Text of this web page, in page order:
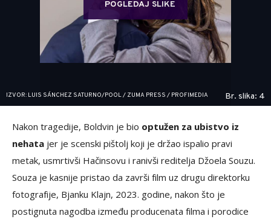
POGLEDAJ SLIKE
IZVOR: LUIS SÁNCHEZ SATURNO/POOL / ZUMA PRESS / PROFIMEDIA Br. slika: 4
Nakon tragedije, Boldvin je bio optužen za ubistvo iz
nehata jer je scenski pištolj koji je držao ispalio pravi
metak, usmrtivši Hačinsovu i ranivši reditelja Džoela Souzu.
Souza je kasnije pristao da završi film uz drugu direktorku
fotografije, Bjanku Klajn, 2023. godine, nakon što je
postignuta nagodba između producenata filma i porodice